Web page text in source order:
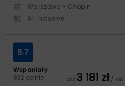
Warszawa - Chopin
All Inclusive
Wspaniały
832 opinie
8.7
od 3 181 zł/ os.